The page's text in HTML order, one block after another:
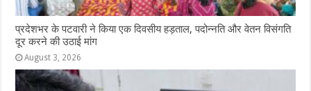
प्रदेशभर के पटवारी ने किया एक दिवसीय हड़ताल, पदोन्नति और वेतन विसंगति
दूर करने की उठाई मांग
August 3, 2026